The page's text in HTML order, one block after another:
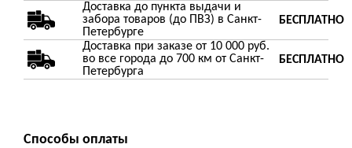
Доставка до пункта выдачи и
забора товаров (до ПВЗ) в Санкт-
Петербурге
БЕСПЛАТНО
Доставка при заказе от 10 000 руб.
во все города до 700 км от Санкт-
Петербурга
БЕСПЛАТНО
Способы оплаты